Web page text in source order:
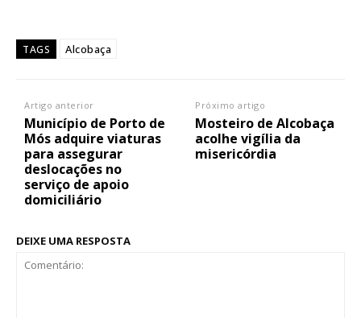
TAGS Alcobaça
Artigo anterior
Município de Porto de
Mós adquire viaturas
para assegurar
deslocações no
serviço de apoio
domiciliário
Próximo artigo
Mosteiro de Alcobaça
acolhe vigília da
misericórdia
DEIXE UMA RESPOSTA